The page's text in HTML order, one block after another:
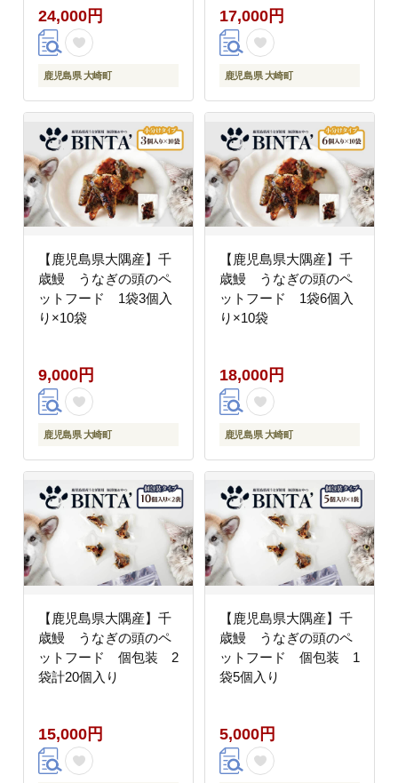
24,000円
鹿児島県 大崎町
17,000円
鹿児島県 大崎町
【鹿児島県大隅産】千
歳鰻 うなぎの頭のペ
ットフード 1袋3個入
り×10袋
9,000円
鹿児島県 大崎町
【鹿児島県大隅産】千
歳鰻 うなぎの頭のペ
ットフード 1袋6個入
り×10袋
18,000円
鹿児島県 大崎町
【鹿児島県大隅産】千
歳鰻 うなぎの頭のペ
ットフード 個包装 2
袋計20個入り
15,000円
【鹿児島県大隅産】千
歳鰻 うなぎの頭のペ
ットフード 個包装 1
袋5個入り
5,000円